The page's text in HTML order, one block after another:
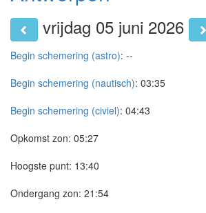
vrijdag 05 juni 2026
Begin schemering (astro): --
Begin schemering (nautisch): 03:35
Begin schemering (civiel): 04:43
Opkomst zon: 05:27
Hoogste punt: 13:40
Ondergang zon: 21:54